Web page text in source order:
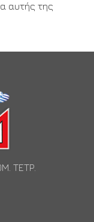
αυτής της
ΤΕΤΡ.